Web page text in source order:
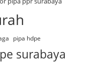
pipa hdpe
surabaya